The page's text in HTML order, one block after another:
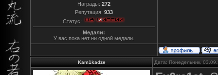
Награды: 272
Репутация: 933
Статус:
Медали:
У вас пока нет ни одной медали.
Kam1kadze Дата: Понедельник,